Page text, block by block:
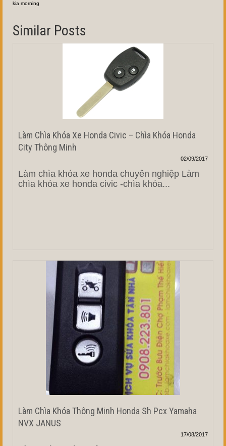
kia morning
Similar Posts
Làm Chìa Khóa Xe Honda Civic – Chìa Khóa Honda
City Thông Minh
02/09/2017
Làm chìa khóa xe honda chuyên nghiệp Làm
chìa khóa xe honda civic -chìa khóa...
Làm Chìa Khóa Thông Minh Honda Sh Pcx Yamaha
NVX JANUS
17/08/2017